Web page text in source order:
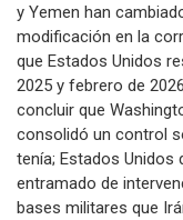
y Yemen han
modificación en la
que Estados Unidos
2025 y febrero de
concluir que
consolidó un control
tenía; Estados
entramado de
bases militares que